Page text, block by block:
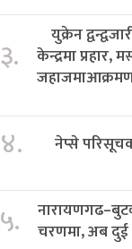
३.
युक्रेन
केन्द्रमा प्रहार,
४. नेप्से
५.
चरणमा, अब दुई